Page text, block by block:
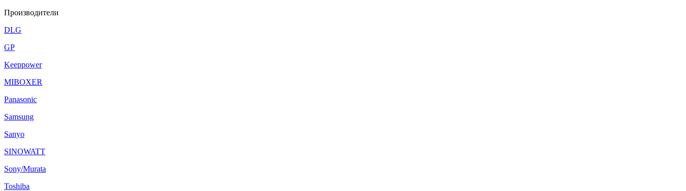
Производители
DLG
GP
Keeppower
MIBOXER
Panasonic
Samsung
Sanyo
SINOWATT
Sony/Murata
Toshiba